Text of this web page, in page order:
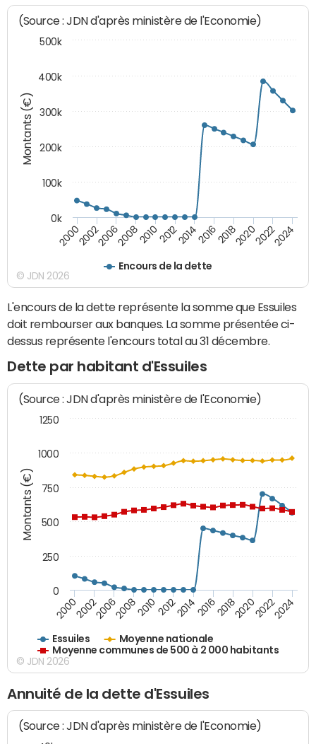
Montants (€)
(Source : JDN d'après ministère de l'Economie)
Encours de la dette
200020022006200820102012201420162018202020222024
0k
100k
200k
300k
400k
500k
© JDN 2026
L'encours de la dette représente la somme que Essuiles
doit rembourser aux banques. La somme présentée ci-
dessus représente l'encours total au 31 décembre.
Dette par habitant d'Essuiles
Montants (€)
(Source : JDN d'après ministère de l'Economie)
Essuiles
Moyenne nationale
Moyenne communes de 500 à 2 000 habitants
200020022006200820102012201420162018202020222024
0
250
500
750
1000
1250
© JDN 2026
Annuité de la dette d'Essuiles
(Source : JDN d'après ministère de l'Economie)